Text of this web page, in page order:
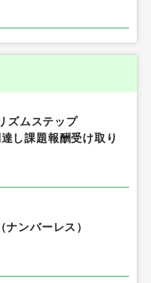
ズムステップ
し課題報酬受け取り
ンバーレス）